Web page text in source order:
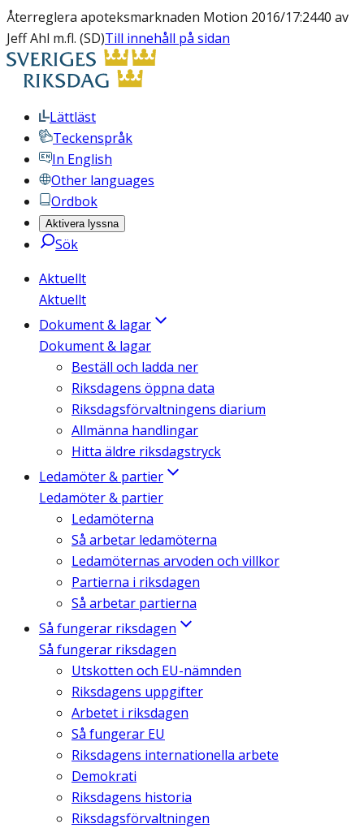
Återreglera apoteksmarknaden Motion 2016/17:2440 av
Jeff Ahl m.fl. (SD)Till innehåll på sidan
Lättläst
Teckenspråk
In English
Other languages
Ordbok
Aktivera lyssna
Sök
Aktuellt
Aktuellt
Dokument & lagar
Dokument & lagar
Beställ och ladda ner
Riksdagens öppna data
Riksdagsförvaltningens diarium
Allmänna handlingar
Hitta äldre riksdagstryck
Ledamöter & partier
Ledamöter & partier
Ledamöterna
Så arbetar ledamöterna
Ledamöternas arvoden och villkor
Partierna i riksdagen
Så arbetar partierna
Så fungerar riksdagen
Så fungerar riksdagen
Utskotten och EU-nämnden
Riksdagens uppgifter
Arbetet i riksdagen
Så fungerar EU
Riksdagens internationella arbete
Demokrati
Riksdagens historia
Riksdagsförvaltningen